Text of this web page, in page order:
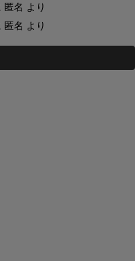
匿名 より
匿名 より